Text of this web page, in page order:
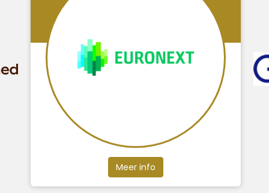
Meer info